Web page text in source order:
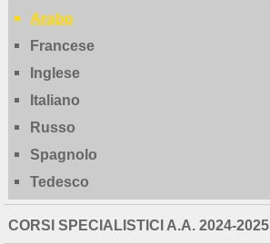
Arabo
Francese
Inglese
Italiano
Russo
Spagnolo
Tedesco
CORSI SPECIALISTICI A.A. 2024-2025